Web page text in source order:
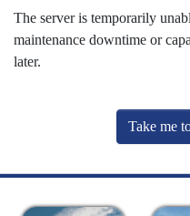
The server is temporarily
maintenance downtime or
later.
Take me